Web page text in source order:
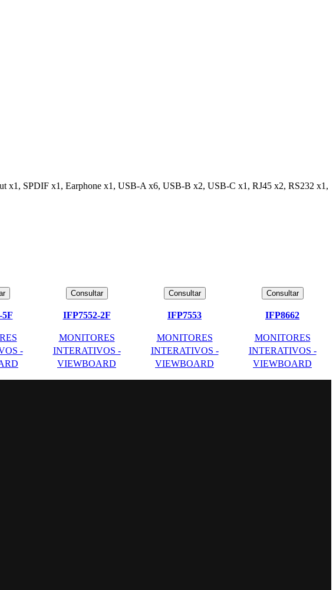
SPDIF x1, Earphone x1, USB-A x6, USB-B x2, USB-C x1, RJ45 x2, RS232 x1,
5F
-
Consultar
IFP7552-2F
MONITORES
INTERATIVOS -
VIEWBOARD
Consultar
IFP7553
MONITORES
INTERATIVOS -
VIEWBOARD
Consultar
IFP8662
MONITORES
INTERATIVOS -
VIEWBOARD